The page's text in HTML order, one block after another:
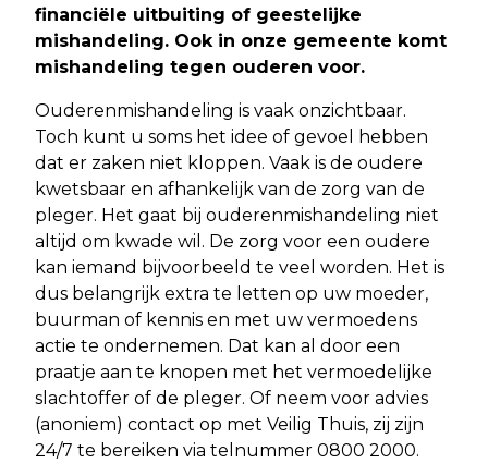
financiële uitbuiting of geestelijke
mishandeling. Ook in onze gemeente komt
mishandeling tegen ouderen voor.
Ouderenmishandeling is vaak onzichtbaar.
Toch kunt u soms het idee of gevoel hebben
dat er zaken niet kloppen. Vaak is de oudere
kwetsbaar en afhankelijk van de zorg van de
pleger. Het gaat bij ouderenmishandeling niet
altijd om kwade wil. De zorg voor een oudere
kan iemand bijvoorbeeld te veel worden. Het is
dus belangrijk extra te letten op uw moeder,
buurman of kennis en met uw vermoedens
actie te ondernemen. Dat kan al door een
praatje aan te knopen met het vermoedelijke
slachtoffer of de pleger. Of neem voor advies
(anoniem) contact op met Veilig Thuis, zij zijn
24/7 te bereiken via telnummer 0800 2000.